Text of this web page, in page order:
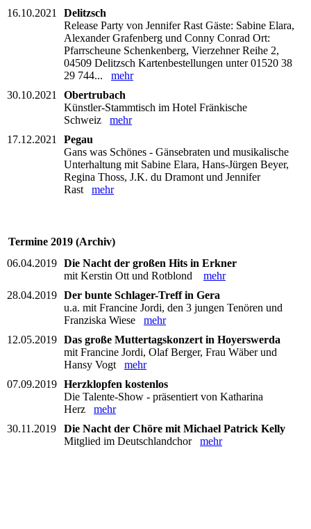
16.10.2021
Delitzsch
Release Party von Jennifer Rast Gäste: Sabine Elara,
Alexander Grafenberg und Conny Conrad Ort:
Pfarrscheune Schenkenberg, Vierzehner Reihe 2,
04509 Delitzsch Kartenbestellungen unter 01520 38
29 744... mehr
30.10.2021
Obertrubach
Künstler-Stammtisch im Hotel Fränkische
Schweiz mehr
17.12.2021
Pegau
Gans was Schönes - Gänsebraten und musikalische
Unterhaltung mit Sabine Elara, Hans-Jürgen Beyer,
Regina Thoss, J.K. du Dramont und Jennifer
Rast mehr
Termine 2019 (Archiv)
06.04.2019 Die Nacht der großen Hits in Erkner
mit Kerstin Ott und Rotblond mehr
28.04.2019 Der bunte Schlager-Treff in Gera
u.a. mit Francine Jordi, den 3 jungen Tenören und
Franziska Wiese mehr
12.05.2019 Das große Muttertagskonzert in Hoyerswerda
mit Francine Jordi, Olaf Berger, Frau Wäber und
Hansy Vogt mehr
07.09.2019 Herzklopfen kostenlos
Die Talente-Show - präsentiert von Katharina
Herz mehr
30.11.2019
Die Nacht der Chöre mit Michael Patrick Kelly
Mitglied im Deutschlandchor mehr